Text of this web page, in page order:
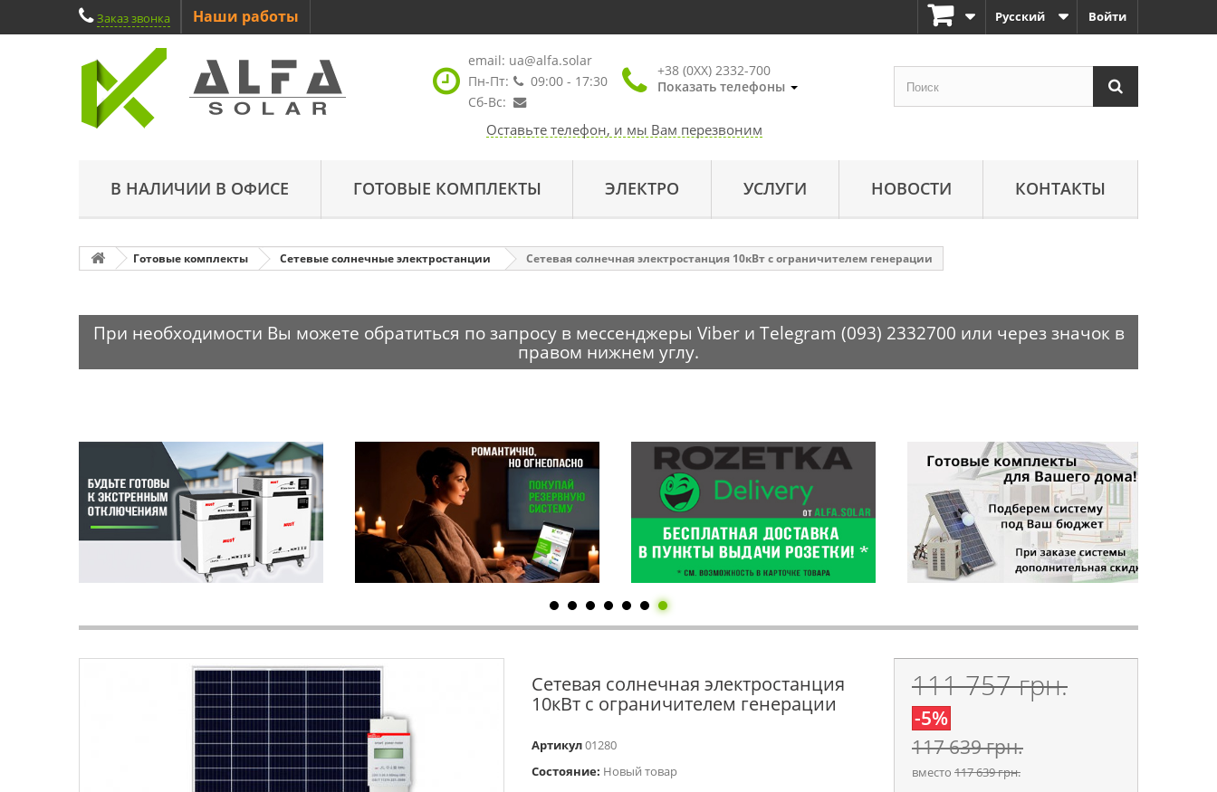
Войти
Русский
Заказ звонка Наши работы
email: ua@alfa.solar
Пн-Пт:
09:00 - 17:30
Сб-Вс:
+38 (0XX) 2332-700
Показать телефоны
Оставьте телефон, и мы Вам перезвоним
В НАЛИЧИИ В ОФИСЕ ГОТОВЫЕ КОМПЛЕКТЫ ЭЛЕКТРО УСЛУГИ НОВОСТИ КОНТАКТЫ
Готовые комплекты Сетевые солнечные электростанции Сетевая солнечная электростанция 10кВт с ограничителем генерации
При необходимости Вы можете обратиться по запросу в мессенджеры Viber и Telegram (093) 2332700 или через значок в
правом нижнем углу.
Сетевая солнечная электростанция
10кВт с ограничителем генерации
Артикул01280
Состояние: Новый товар
111 757 грн.
-5%
117 639 грн.
вместо 117 639 грн.